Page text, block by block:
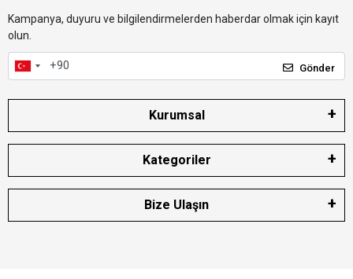
Kampanya, duyuru ve bilgilendirmelerden haberdar olmak için kayıt
olun.
Gönder
Kurumsal
Kategoriler
Bize Ulaşın